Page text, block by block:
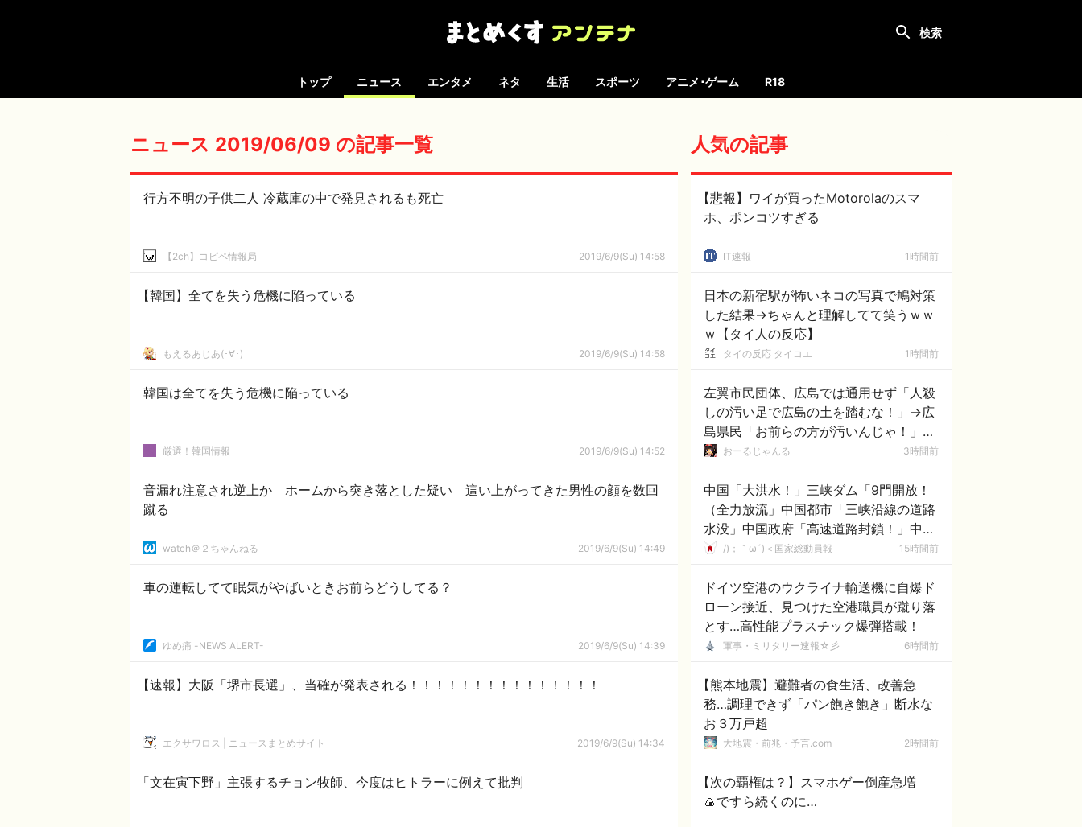
トップ ニュース エンタメ ネタ 生活 スポーツ アニメ･ゲーム R18
ニュース 2019/06/09 の記事一覧
行方不明の子供二人 冷蔵庫の中で発見されるも死亡
【2ch】コピペ情報局 2019/6/9(Su) 14:58
【韓国】全てを失う危機に陥っている
もえるあじあ(･∀･) 2019/6/9(Su) 14:58
韓国は全てを失う危機に陥っている
厳選！韓国情報 2019/6/9(Su) 14:52
音漏れ注意され逆上か ホームから突き落とした疑い 這い上がってきた男性の顔を数回
蹴る
watch＠２ちゃんねる 2019/6/9(Su) 14:49
車の運転してて眠気がやばいときお前らどうしてる？
ゆめ痛 -NEWS ALERT- 2019/6/9(Su) 14:39
【速報】大阪「堺市長選」、当確が発表される！！！！！！！！！！！！！！！
エクサワロス | ニュースまとめサイト 2019/6/9(Su) 14:34
「文在寅下野」主張するチョン牧師、今度はヒトラーに例えて批判
人気の記事
【悲報】ワイが買ったMotorolaのスマ
ホ、ポンコツすぎる
IT速報 1時間前
日本の新宿駅が怖いネコの写真で鳩対策
した結果→ちゃんと理解してて笑うｗｗ
ｗ【タイ人の反応】
タイの反応 タイコエ 1時間前
左翼市民団体、広島では通用せず「人殺
しの汚い足で広島の土を踏むな！」→広
島県民「お前らの方が汚いんじゃ！」
「ワシらが広島県民じゃ」
おーるじゃんる 3時間前
中国「大洪水！」三峡ダム「9門開放！
（全力放流」中国都市「三峡沿線の道路
水没」中国政府「高速道路封鎖！」中国
ダム「緊急放流に合わせて開門（土砂崩
/)；｀ω´)＜国家総動員報 15時間前
ドイツ空港のウクライナ輸送機に自爆ド
ローン接近、見つけた空港職員が蹴り落
とす…高性能プラスチック爆弾搭載！
軍事・ミリタリー速報☆彡 6時間前
【熊本地震】避難者の食生活、改善急
務…調理できず「パン飽き飽き」断水な
お３万戸超
大地震・前兆・予言.com 2時間前
【次の覇権は？】スマホゲー倒産急増
🍙ですら続くのに…